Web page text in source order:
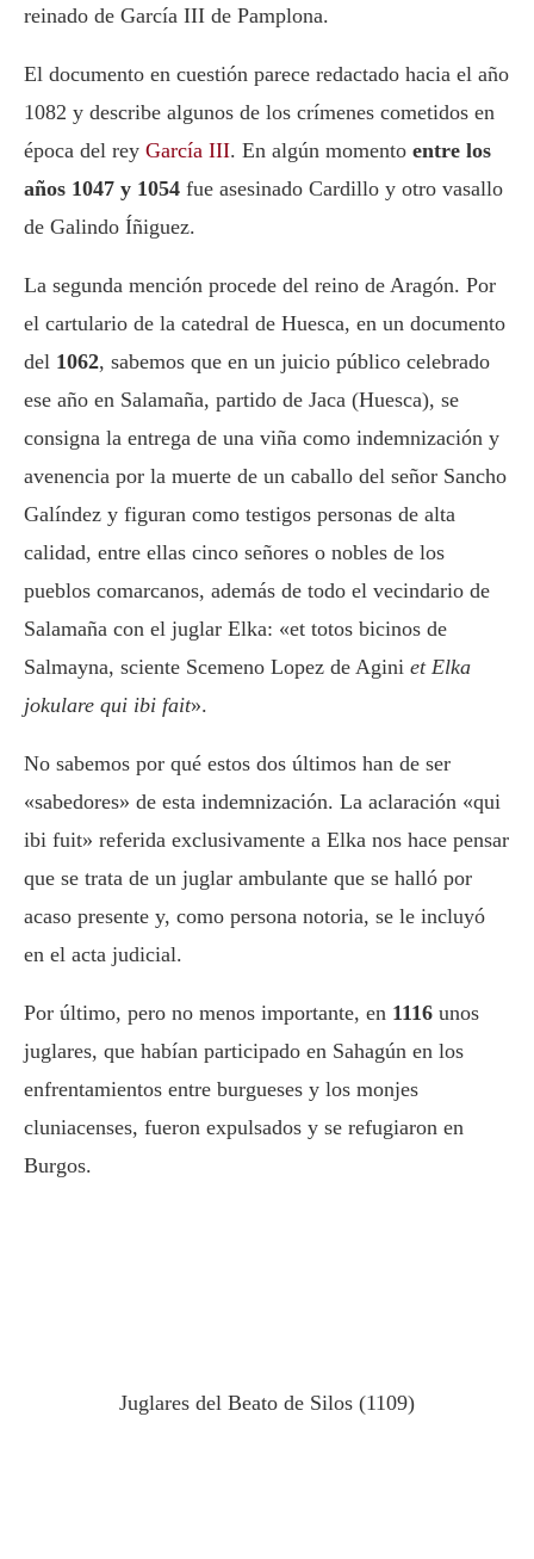
reinado de García III de Pamplona.
El documento en cuestión parece redactado hacia el año
1082 y describe algunos de los crímenes cometidos en
época del rey García III. En algún momento entre los
años 1047 y 1054 fue asesinado Cardillo y otro vasallo
de Galindo Íñiguez.
La segunda mención procede del reino de Aragón. Por
el cartulario de la catedral de Huesca, en un documento
del 1062, sabemos que en un juicio público cele­brado
ese año en Salamaña, partido de Jaca (Huesca), se
consigna la entrega de una viña como indemnización y
avenencia por la muerte de un caballo del señor Sancho
Galíndez y figuran como testigos personas de alta
calidad, entre ellas cinco señores o nobles de los
pueblos comarca­nos, además de todo el vecindario de
Salamaña con el ju­glar Elka: «et totos bicinos de
Salmayna, sciente Scemeno Lopez de Agini et Elka
jokulare qui ibi fait».
No sabemos por qué estos dos últimos han de ser
«sabedores» de esta indem­nización. La aclaración «qui
ibi fuit» referida exclusivamente a Elka nos hace pensar
que se trata de un juglar ambulante que se halló por
acaso presente y, como persona notoria, se le incluyó
en el acta judicial.
Por último, pero no menos importante, en 1116 unos
juglares, que habían participado en Sahagún en los
enfrentamientos entre burgueses y los monjes
cluniacenses, fueron expulsados y se refugiaron en
Burgos.
Juglares del Beato de Silos (1109)